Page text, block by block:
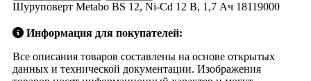
Шуруповерт Metabo BS 12, Ni-Cd 12 В, 1,7 Ач 18119000
Информация для покупателей:
Все описания товаров составлены на основе открытых
данных и технической документации. Изображения